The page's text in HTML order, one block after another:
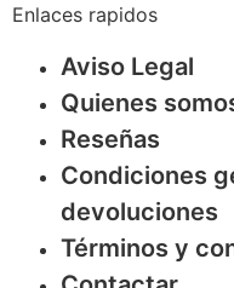
Enlaces rapidos
Aviso Legal
Quienes
Reseñas
Condiciones
devoluciones
Términos y